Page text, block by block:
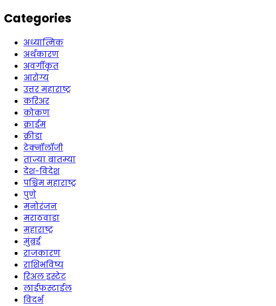
Categories
अध्यात्मिक
अर्थकारण
अवर्गीकृत
आरोग्य
उत्तर महाराष्ट्र
करिअर
कोकण
क्राईम
क्रीडा
टेक्नॉलॉजी
ताज्या बातम्या
देश-विदेश
पश्चिम महाराष्ट्र
पुणे
मनोरंजन
मराठवाडा
महाराष्ट्र
मुंबई
राजकारण
राशिभविष्य
रिअल इस्टेट
लाईफस्टाईल
विदर्भ